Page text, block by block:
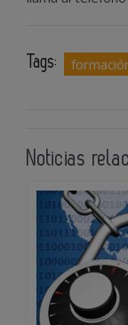
Tags:
Noticias